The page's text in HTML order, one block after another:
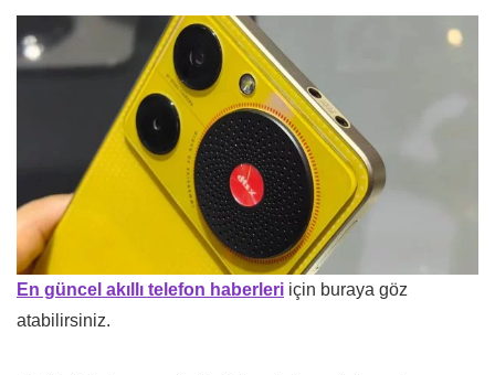
En güncel akıllı telefon haberleri için buraya göz
atabilirsiniz.